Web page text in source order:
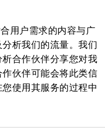
用户需求的内容与广
析我们的流量。我们
合作伙伴分享您对我
伙伴可能会将此类信
使用其服务的过程中
维匹配的模型可以直
提取。
工具包 AI²
，还将发布新版
次更新使用了最新的
度学习应用的推理性